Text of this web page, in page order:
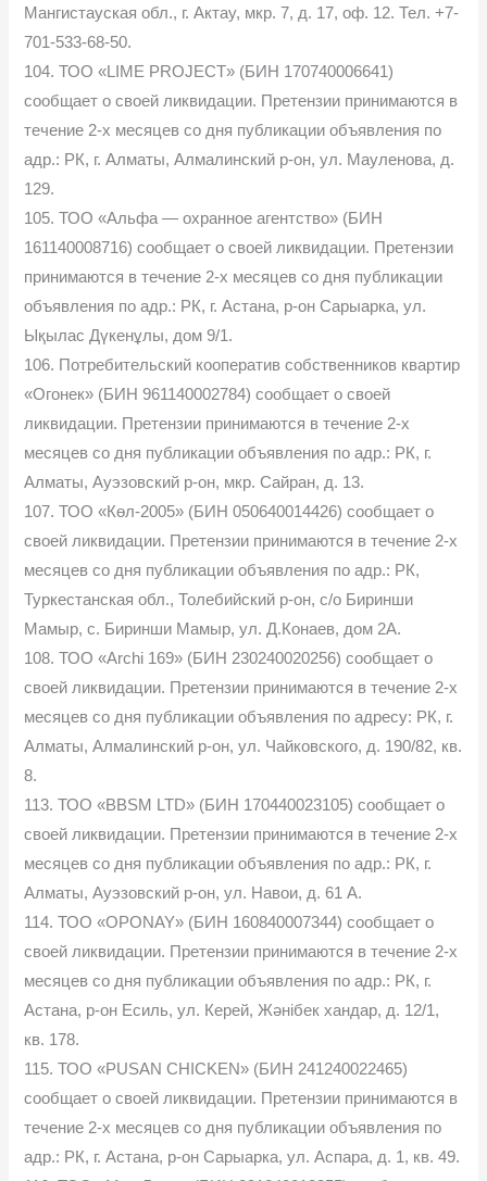
Мангистауская обл., г. Актау, мкр. 7, д. 17, оф. 12. Тел. +7-
701-533-68-50.
104. ТОО «LIME PROJECT» (БИН 170740006641)
сообщает о своей ликвидации. Претензии принимаются в
течение 2-х месяцев со дня публикации объявления по
адр.: РК, г. Алматы, Алмалинский р-он, ул. Мауленова, д.
129.
105. ТОО «Альфа — охранное агентство» (БИН
161140008716) сообщает о своей ликвидации. Претензии
принимаются в течение 2-х месяцев со дня публикации
объявления по адр.: РК, г. Астана, р-он Сарыарка, ул.
Ықылас Дүкенұлы, дом 9/1.
106. Потребительский кооператив собственников квартир
«Огонек» (БИН 961140002784) сообщает о своей
ликвидации. Претензии принимаются в течение 2-х
месяцев со дня публикации объявления по адр.: РК, г.
Алматы, Ауэзовский р-он, мкр. Сайран, д. 13.
107. ТОО «Көл-2005» (БИН 050640014426) сообщает о
своей ликвидации. Претензии принимаются в течение 2-х
месяцев со дня публикации объявления по адр.: РК,
Туркестанская обл., Толебийский р-он, с/о Биринши
Мамыр, с. Биринши Мамыр, ул. Д.Конаев, дом 2А.
108. ТОО «Archi 169» (БИН 230240020256) сообщает о
своей ликвидации. Претензии принимаются в течение 2-х
месяцев со дня публикации объявления по адресу: РК, г.
Алматы, Алмалинский р-он, ул. Чайковского, д. 190/82, кв.
8.
113. ТОО «BBSM LTD» (БИН 170440023105) сообщает о
своей ликвидации. Претензии принимаются в течение 2-х
месяцев со дня публикации объявления по адр.: РК, г.
Алматы, Ауэзовский р-он, ул. Навои, д. 61 А.
114. ТОО «OPONAY» (БИН 160840007344) сообщает о
своей ликвидации. Претензии принимаются в течение 2-х
месяцев со дня публикации объявления по адр.: РК, г.
Астана, р-он Есиль, ул. Керей, Жәнібек хандар, д. 12/1,
кв. 178.
115. ТОО «PUSAN CHICKEN» (БИН 241240022465)
сообщает о своей ликвидации. Претензии принимаются в
течение 2-х месяцев со дня публикации объявления по
адр.: РК, г. Астана, р-он Сарыарка, ул. Аспара, д. 1, кв. 49.